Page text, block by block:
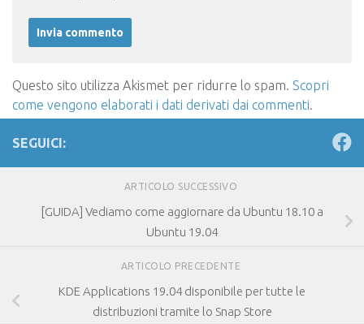
Questo sito utilizza Akismet per ridurre lo spam. Scopri
come vengono elaborati i dati derivati dai commenti.
SEGUICI:
ARTICOLO SUCCESSIVO
[GUIDA] Vediamo come aggiornare da Ubuntu 18.10 a
Ubuntu 19.04
ARTICOLO PRECEDENTE
KDE Applications 19.04 disponibile per tutte le
distribuzioni tramite lo Snap Store